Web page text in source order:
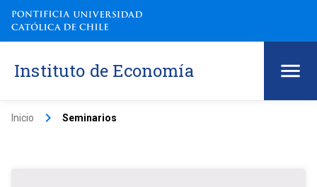
Instituto de Economía
Inicio keyboard_arrow_right Seminarios